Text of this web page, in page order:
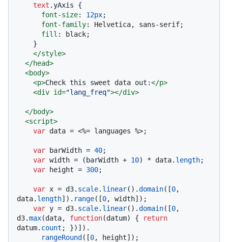
text .yAxis {
font-size: 12px;
font-family: Helvetica, sans-serif;
fill : black;
</style>
</head>
<body>
<p>Check this sweet data out:</p>
<div id="lang_freq"></div>
</body>
<script>
var data = <%= languages %>;
var barWidth = 40;
var width = (barWidth + 10) * data. length;
var height = 300;
var x = d3. scale. linear().domain([0,
data. length]). range([0, width]);
var y = d3. scale. linear().domain([0,
d3.max(data, function(datum) {
return
datum. count ; })]).
rangeRound([0, height]);